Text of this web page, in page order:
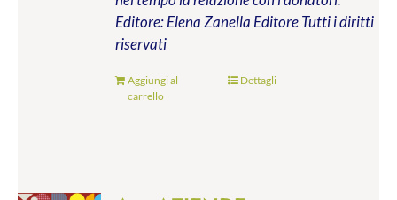
Editore: Elena Zanella EditoreTutti i diritti
riservati
Aggiungi al
carrello
Dettagli